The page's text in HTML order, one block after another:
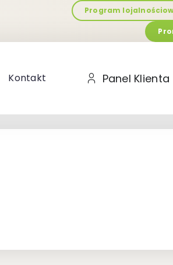
Program
Kontakt Panel Klienta